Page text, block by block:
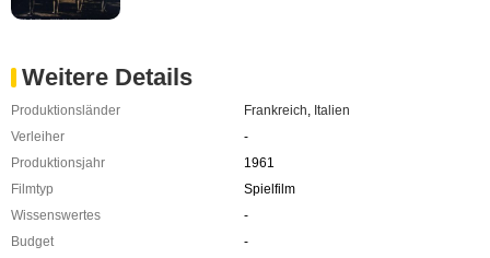
Weitere Details
Produktionsländer Frankreich Italien
Verleiher
-
Produktionsjahr
1961
Filmtyp
Spielfilm
Wissenswertes
-
Budget
-